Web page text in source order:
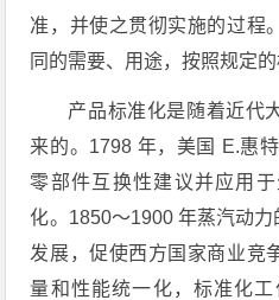
准，并使之贯彻实施的过程
同的需要、用途，按照规定
产品标准化是随着近代
来的。1798 年，美国 E.惠
零部件互换性建议并应用
化。1850～1900 年蒸汽动
发展，促使西方国家商业竞
量和性能统一化，标准化